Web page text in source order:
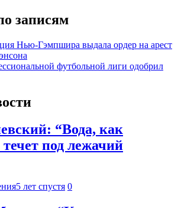
записям
Нью-Гэмпшира выдала ордер на арест
футбольной лиги одобрил
“Вода, как
течет под лежачий
5 лет спустя 0